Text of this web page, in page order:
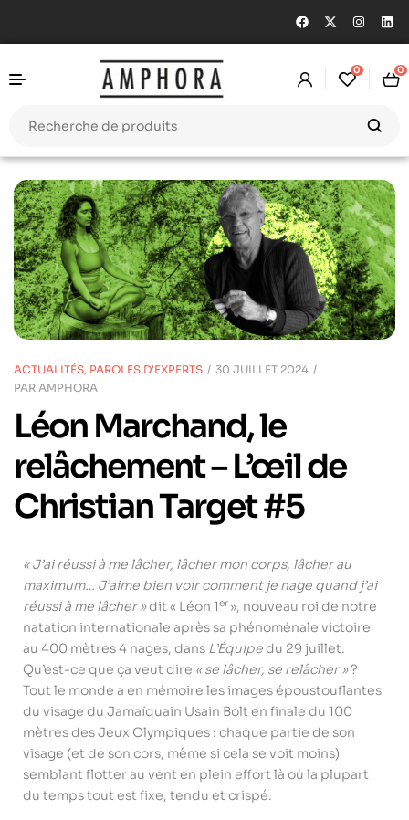
0 0
ACTUALITÉS, PAROLES D'EXPERTS
30 JUILLET 2024
PAR AMPHORA
Léon Marchand, le
relâchement – L’œil de
Christian Target #5
« J’ai réussi à me lâcher, lâcher mon corps, lâcher au
maximum… J’aime bien voir comment je nage quand j’ai
réussi à me lâcher »dit « Léon 1er », nouveau roi de notre
natation internationale après sa phénoménale victoire
au 400 mètres 4 nages, dans L’Équipedu 29 juillet.
Qu’est-ce que ça veut dire « se lâcher, se relâcher »?
Tout le monde a en mémoire les images époustouflantes
du visage du Jamaïquain Usain Bolt en finale du 100
mètres des Jeux Olympiques : chaque partie de son
visage (et de son cors, même si cela se voit moins)
semblant flotter au vent en plein effort là où la plupart
du temps tout est fixe, tendu et crispé.